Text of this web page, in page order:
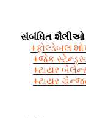
સંબંધિત શૈલીઓ
+ફોલ્ડેબલ
+જેક સ્ટેન્ડ્સ
+ટાયર
+ટાયર